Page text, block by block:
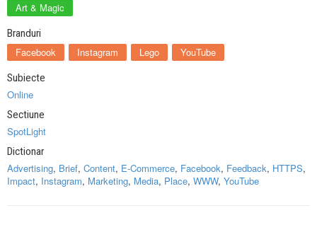
Art & Magic
Branduri
Facebook Instagram Lego YouTube
Subiecte
Online
Sectiune
SpotLight
Dictionar
Advertising, Brief, Content, E-Commerce, Facebook, Feedback, HTTPS,
Impact, Instagram, Marketing, Media, Place, WWW, YouTube